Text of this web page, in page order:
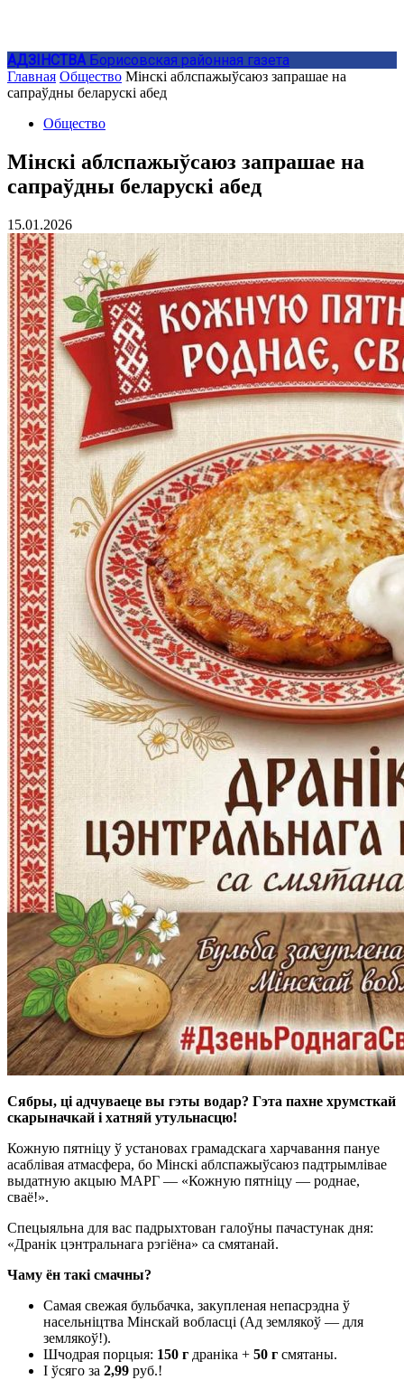
АДЗIНСТВА Борисовская районная газета
Главная Общество Мінскi аблспажыўсаюз запрашае на
сапраўдны беларускі абед
Общество
Мінскi аблспажыўсаюз запрашае на
сапраўдны беларускі абед
15.01.2026
Сябры, ці адчуваеце вы гэты водар? Гэта пахне хрумсткай
скарыначкай і хатняй утульнасцю!
Кожную пятніцу ў установах грамадскага харчавання пануе
асаблівая атмасфера, бо Мінскі аблспажыўсаюз падтрымлівае
выдатную акцыю МАРГ — «Кожную пятніцу — роднае,
сваё!».
Спецыяльна для вас падрыхтован галоўны пачастунак дня:
«Дранік цэнтральнага рэгіёна» са смятанай.
Чаму ён такі смачны?
Самая свежая бульбачка, закупленая непасрэдна ў
насельніцтва Мінскай вобласці (Ад землякоў — для
землякоў!).
Шчодрая порцыя: 150 г драніка + 50 г смятаны.
І ўсяго за 2,99 руб.!